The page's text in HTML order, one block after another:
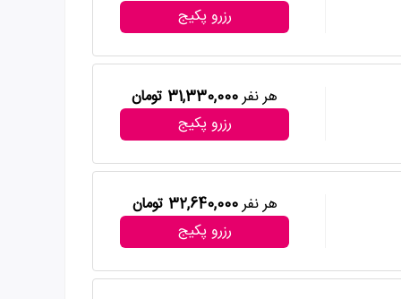
رزرو پکیج
هر نفر31,330,000 تومان
رزرو پکیج
هر نفر32,640,000 تومان
رزرو پکیج